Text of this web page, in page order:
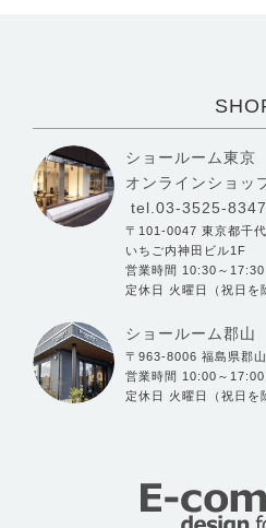
ショールーム東京
オンラインショッ
tel.03-3525-8347
〒101-0047 東京都千
いちご内神田ビル1F
営業時間 10:30～17:30
定休日 火曜日（祝日を
ショールーム郡山
〒963-8006 福島県郡
営業時間 10:00～17:00
定休日 火曜日（祝日を